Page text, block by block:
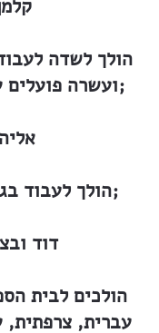
הולך לשדה
ועשרה פועלים ערביאים עמו;
הולך לעבוד בגנים כל היום;
דוד
הולכים לבית
עברית, צרפתית,